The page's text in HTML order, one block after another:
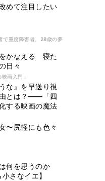
めて注目したい
で重度障害者。28歳の夢
かなえる 寝た
日々
画入門」
な』を早送り視
とは？――「四
する映画の魔法
〜尻軽にも色々
何を思うのか
さなイエ】